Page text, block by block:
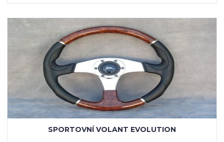
SPORTOVNÍ VOLANT EVOLUTION